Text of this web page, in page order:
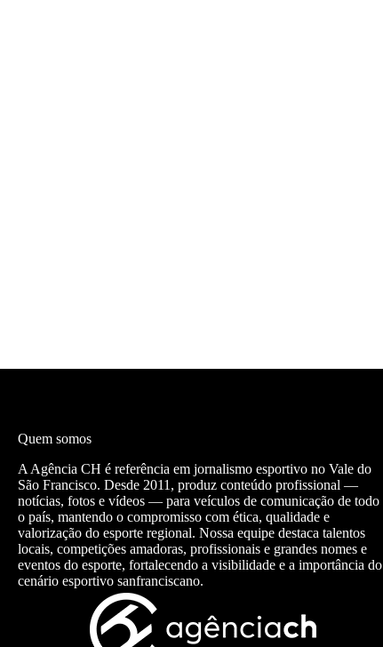
Quem somos
A Agência CH é referência em jornalismo esportivo no Vale do
São Francisco. Desde 2011, produz conteúdo profissional —
notícias, fotos e vídeos — para veículos de comunicação de todo
o país, mantendo o compromisso com ética, qualidade e
valorização do esporte regional. Nossa equipe destaca talentos
locais, competições amadoras, profissionais e grandes nomes e
eventos do esporte, fortalecendo a visibilidade e a importância do
cenário esportivo sanfranciscano.